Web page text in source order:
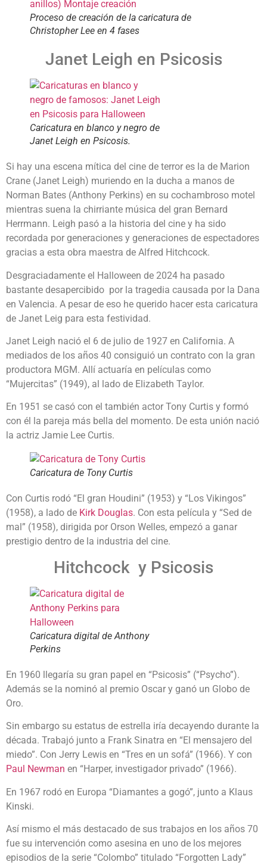
Proceso de creación de la caricatura de
Christopher Lee en 4 fases
Janet Leigh en Psicosis
Caricatura en blanco y negro de
Janet Leigh en Psicosis.
Si hay una escena mítica del cine de terror es la de Marion
Crane (Janet Leigh) muriendo en la ducha a manos de
Norman Bates (Anthony Perkins) en su cochambroso motel
mientras suena la chirriante música del gran Bernard
Herrmann. Leigh pasó a la historia del cine y ha sido
recordada por generaciones y generaciones de espectadores
gracias a esta obra maestra de Alfred Hitchcock.
Desgraciadamente el Halloween de 2024 ha pasado
bastante desapercibido por la tragedia causada por la Dana
en Valencia. A pesar de eso he querido hacer esta caricatura
de Janet Leig para esta festividad.
Janet Leigh nació el 6 de julio de 1927 en California. A
mediados de los años 40 consiguió un contrato con la gran
productora MGM. Allí actuaría en películas como
“Mujercitas” (1949), al lado de Elizabeth Taylor.
En 1951 se casó con el también actor Tony Curtis y formó
con él la pareja más bella del momento. De esta unión nació
la actriz Jamie Lee Curtis.
Caricatura de Tony Curtis
Con Curtis rodó “El gran Houdini” (1953) y “Los Vikingos”
(1958), a lado de Kirk Douglas. Con esta película y “Sed de
mal” (1958), dirigida por Orson Welles, empezó a ganar
prestigio dentro de la industria del cine.
Hitchcock y Psicosis
Caricatura digital de Anthony
Perkins
En 1960 llegaría su gran papel en “Psicosis” (“Psycho”).
Además se la nominó al premio Oscar y ganó un Globo de
Oro.
Sin embargo su estatus de estrella iría decayendo durante la
década. Trabajó junto a Frank Sinatra en “El mensajero del
miedo”. Con Jerry Lewis en “Tres en un sofá” (1966). Y con
Paul Newman en “Harper, investigador privado” (1966).
En 1967 rodó en Europa “Diamantes a gogó”, junto a Klaus
Kinski.
Así mismo el más destacado de sus trabajos en los años 70
fue su intervención como asesina en uno de los mejores
episodios de la serie “Colombo” titulado “Forgotten Lady”